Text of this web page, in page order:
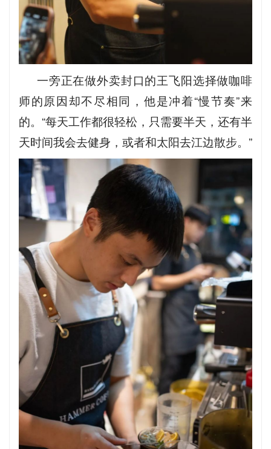
一旁正在做外卖封口的王飞阳选择做咖啡
师的原因却不尽相同，他是冲着“慢节奏”来
的。“每天工作都很轻松，只需要半天，还有半
天时间我会去健身，或者和太阳去江边散步。”